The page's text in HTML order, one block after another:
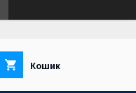
Кошик